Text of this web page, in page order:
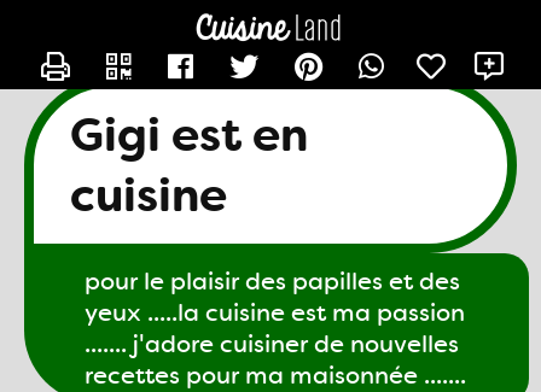
Gigi est en
cuisine
pour le plaisir des papilles et des
yeux .....la cuisine est ma passion
....... j'adore cuisiner de nouvelles
recettes pour ma maisonnée .......
CONTACTER GIGI61